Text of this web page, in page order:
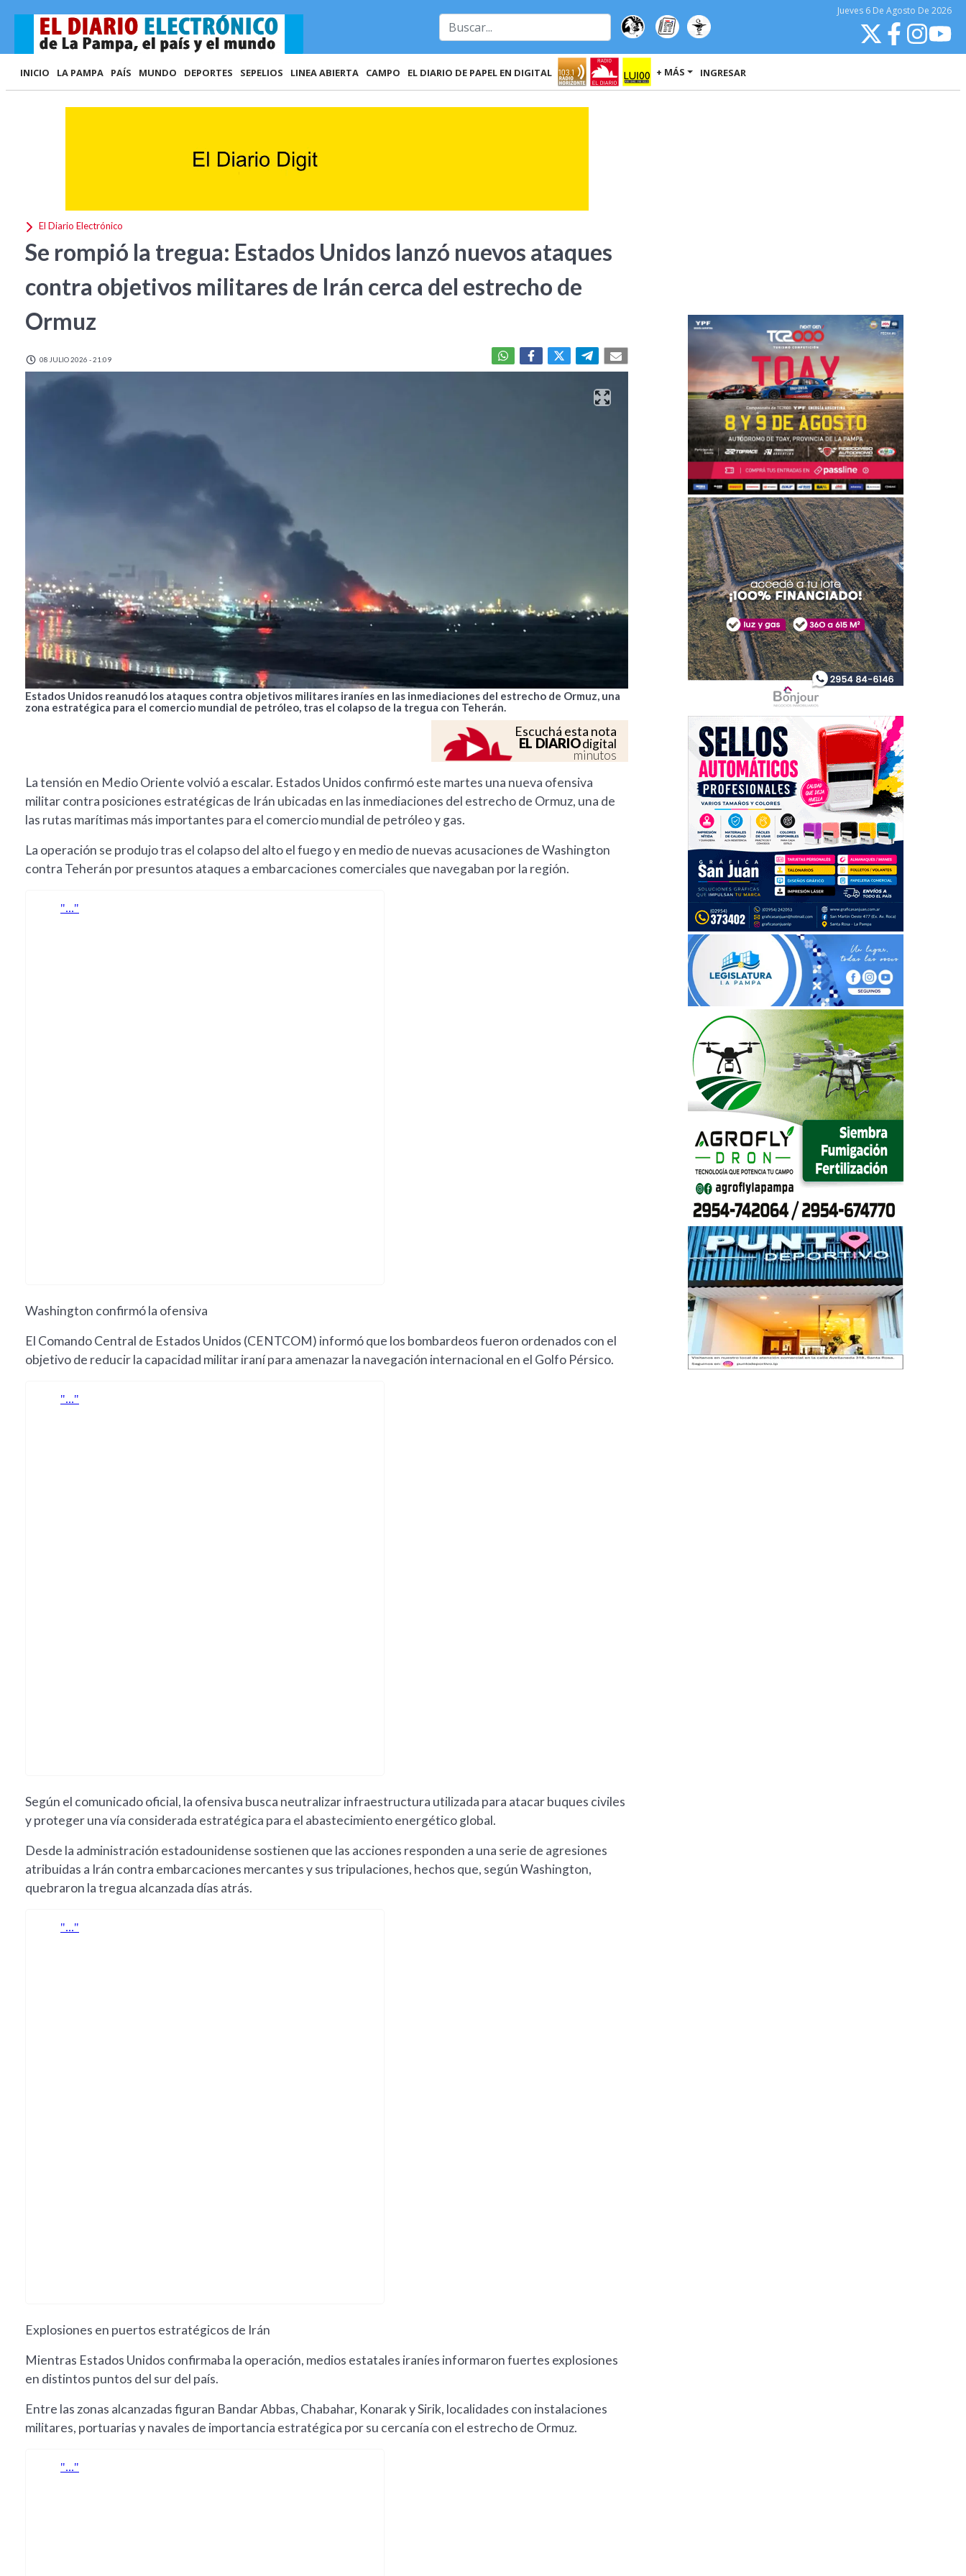
Jueves 6 De Agosto De 2026
INICIO LA PAMPA PAÍS MUNDO DEPORTES SEPELIOS LINEA ABIERTA CAMPO EL DIARIO DE PAPEL EN DIGITAL + MÁS INGRESAR
El Diario Electrónico
Se rompió la tregua: Estados Unidos lanzó nuevos ataques
contra objetivos militares de Irán cerca del estrecho de
Ormuz
08 JULIO 2026 - 21:09
Estados Unidos reanudó los ataques contra objetivos militares iraníes en las inmediaciones del estrecho de Ormuz, una
zona estratégica para el comercio mundial de petróleo, tras el colapso de la tregua con Teherán.
Escuchá esta nota
EL DIARIOdigital
minutos
La tensión en Medio Oriente volvió a escalar. Estados Unidos confirmó este martes una nueva ofensiva
militar contra posiciones estratégicas de Irán ubicadas en las inmediaciones del estrecho de Ormuz, una de
las rutas marítimas más importantes para el comercio mundial de petróleo y gas.
La operación se produjo tras el colapso del alto el fuego y en medio de nuevas acusaciones de Washington
contra Teherán por presuntos ataques a embarcaciones comerciales que navegaban por la región.
Washington confirmó la ofensiva
El Comando Central de Estados Unidos (CENTCOM) informó que los bombardeos fueron ordenados con el
objetivo de reducir la capacidad militar iraní para amenazar la navegación internacional en el Golfo Pérsico.
Según el comunicado oficial, la ofensiva busca neutralizar infraestructura utilizada para atacar buques civiles
y proteger una vía considerada estratégica para el abastecimiento energético global.
Desde la administración estadounidense sostienen que las acciones responden a una serie de agresiones
atribuidas a Irán contra embarcaciones mercantes y sus tripulaciones, hechos que, según Washington,
quebraron la tregua alcanzada días atrás.
Explosiones en puertos estratégicos de Irán
Mientras Estados Unidos confirmaba la operación, medios estatales iraníes informaron fuertes explosiones
en distintos puntos del sur del país.
Entre las zonas alcanzadas figuran Bandar Abbas, Chabahar, Konarak y Sirik, localidades con instalaciones
militares, portuarias y navales de importancia estratégica por su cercanía con el estrecho de Ormuz.